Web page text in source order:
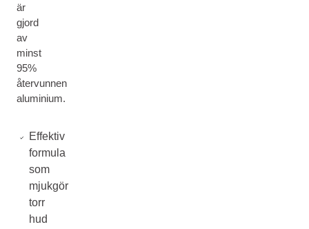
är
gjord
av
minst
95%
återvunnen
aluminium.
Effektiv
formula
som
mjukgör
torr
hud